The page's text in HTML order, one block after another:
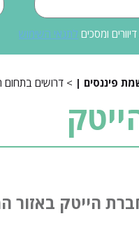
ומסכים לתנאי השימוש
> דרושים בתחום
הייטק באזור